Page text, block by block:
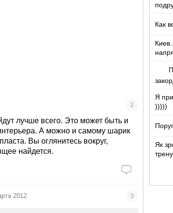
2
лучше всего. Это может быть и
А можно и самому шарик
Вы оглянитесь вокруг,
найдется.
2012 3
Как
Я
)))))
Як